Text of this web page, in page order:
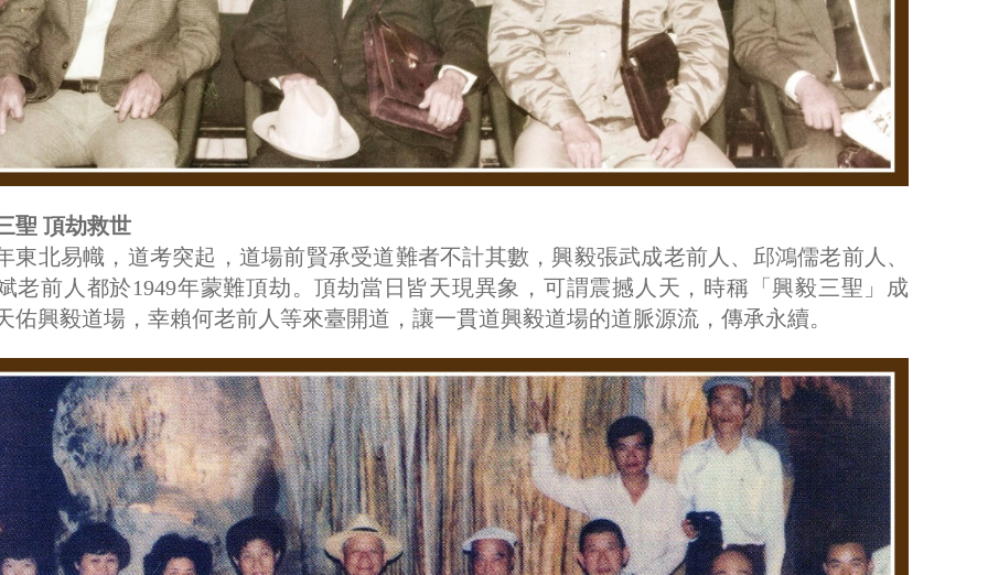
聖 頂劫救世
東北易幟，道考突起，道場前賢承受道難者不計其數，興毅張武成老前人、邱鴻儒老前人、
老前人都於1949年蒙難頂劫。頂劫當日皆天現異象，可謂震撼人天，時稱「興毅三聖」成
佑興毅道場，幸賴何老前人等來臺開道，讓一貫道興毅道場的道脈源流，傳承永續。